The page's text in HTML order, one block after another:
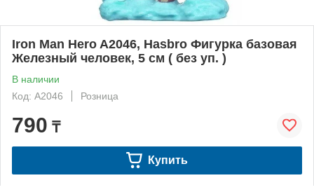
Iron Man Hero A2046, Hasbro Фигурка базовая
Железный человек, 5 см ( без уп. )
В наличии
Код: A2046
Розница
790 ₸
Купить